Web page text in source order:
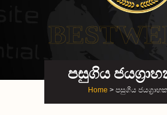
පසුගිය
Home > පසුගිය